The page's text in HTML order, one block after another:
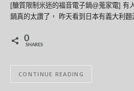
[醣質限制米迷的福音電子鍋@蒐家電] 有
鍋真的太讚了， 昨天看到日本有義大利
0
SHARES
CONTINUE READING